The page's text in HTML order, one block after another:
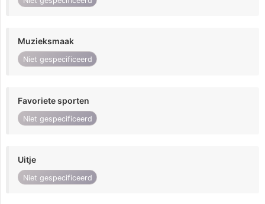
Muzieksmaak
Niet gespecificeerd
Favoriete sporten
Niet gespecificeerd
Uitje
Niet gespecificeerd